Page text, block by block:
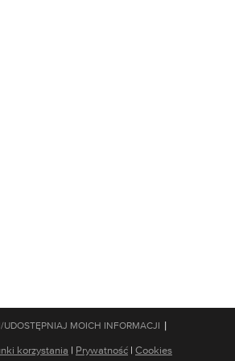
UDOSTĘPNIAJ MOICH INFORMACJI |
korzystania | Prywatność | Cookies